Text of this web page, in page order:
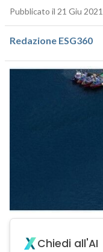
Pubblicato il 21 Giu 2021
Redazione ESG360
Chiedi all'AI